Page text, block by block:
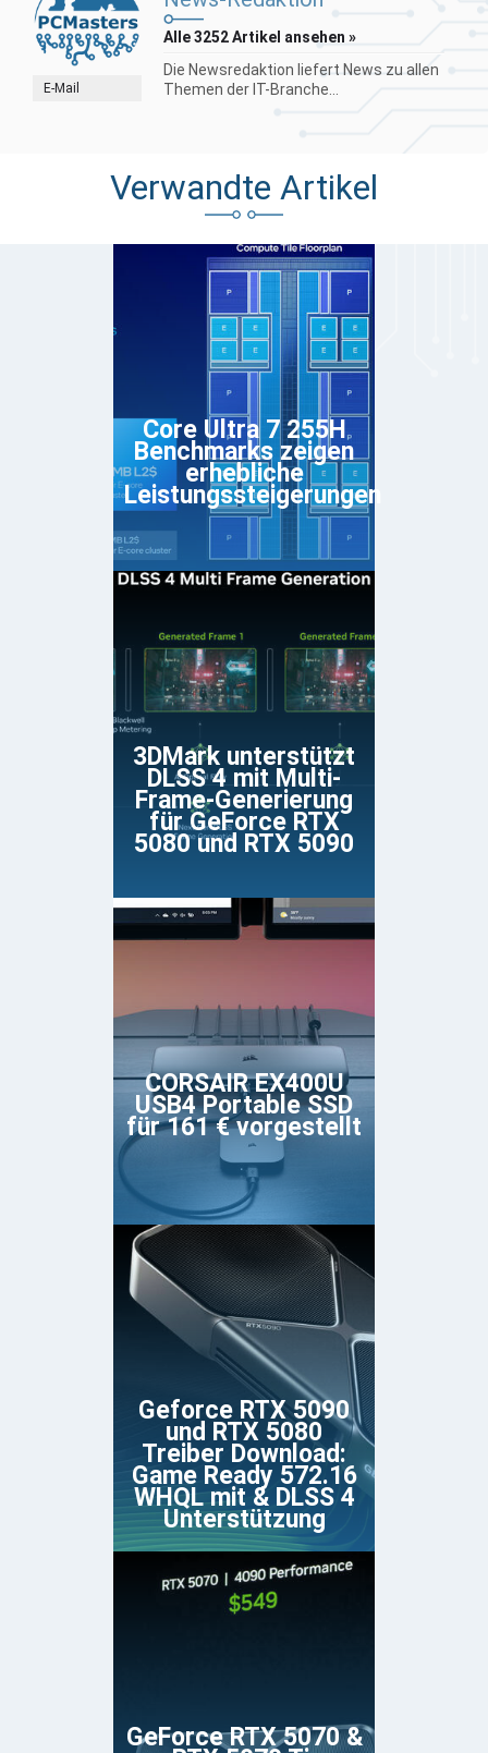
E-Mail
Alle 3252 Artikel ansehen »
Die Newsredaktion liefert News zu allen
Themen der IT-Branche...
Verwandte Artikel
Core Ultra 7 255H
Benchmarks zeigen
erhebliche
Leistungssteigerungen
3DMark unterstützt
DLSS 4 mit Multi-
Frame-Generierung
für GeForce RTX
5080 und RTX 5090
CORSAIR EX400U
USB4 Portable SSD
für 161 € vorgestellt
Geforce RTX 5090
und RTX 5080
Treiber Download:
Game Ready 572.16
WHQL mit & DLSS 4
Unterstützung
GeForce RTX 5070 &